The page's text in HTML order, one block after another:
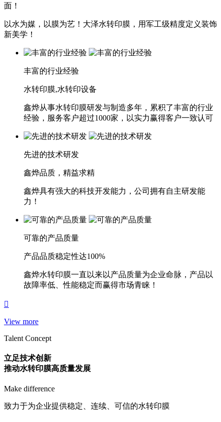
面！
以水为媒，以膜为艺！大泽水转印膜，用军工级精度定义装饰
新美学！
丰富的行业经验
水转印膜,水转印设备
鑫烨从事水转印膜研发与制造多年，累积了丰富的行业
经验，服务客户超过1000家，以实力赢得客户一致认可
先进的技术研发
鑫烨品质，精益求精
鑫烨具有强大的科技开发能力，公司拥有自主研发能
力！
可靠的产品质量
产品品质稳定性达100%
鑫烨水转印膜一直以来以产品质量为企业命脉，产品以
故障率低、性能稳定而赢得市场青睐！
View more
Talent Concept
立足技术创新
推动水转印膜高质量发展
Make difference
致力于为企业提供稳定、连续、可信的水转印膜